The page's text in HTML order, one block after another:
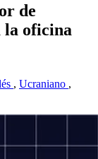
de
la oficina
, Ucraniano ,